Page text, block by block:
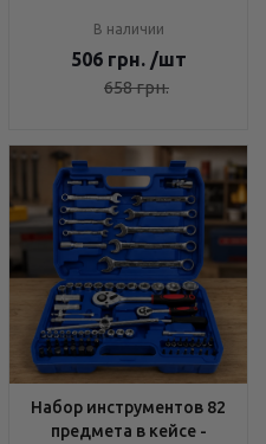
В наличии
506 грн. /шт
658грн.
Набор инструментов 82
предмета в кейсе -